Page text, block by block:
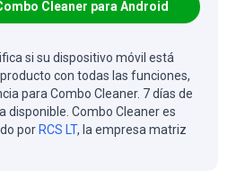
Cleaner para Android
si su dispositivo móvil está
con todas las funciones,
para Combo Cleaner. 7 días de
disponible. Combo Cleaner es
porRCS LT, la empresa matriz